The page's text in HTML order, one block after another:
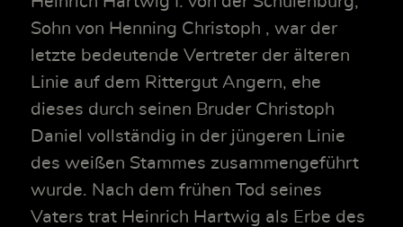
Sohn von Henning Christoph , war der
letzte bedeutende Vertreter der älteren
Linie auf dem Rittergut Angern, ehe
dieses durch seinen Bruder Christoph
Daniel vollständig in der jüngeren Linie
des weißen Stammes zusammengeführt
wurde. Nach dem frühen Tod seines
Vaters trat Heinrich Hartwig als Erbe des